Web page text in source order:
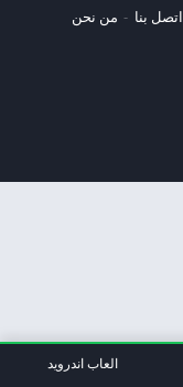
اتصل بنا من نحن
العاب اندرويد